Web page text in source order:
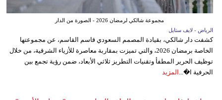
مجموعة شالكي لرمضان 2026 - الصورة من الدار
الرياض - لايف ستايل
كشفت دار شالكي، بقيادة المصمم السعودي قاسم القاسم، عن مجموعتها
الخاصة برمضان 2026، والتي تميزت بمقاربة معاصرة للأزياء الشرقية، من خلال
توظيف الحرير المطفأ وتقنيات التطريز ثلاثي الأبعاد، ضمن رؤية تجمع بين
الحرفية ا�... المزيد